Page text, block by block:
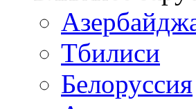
Тбилиси
Белоруссия